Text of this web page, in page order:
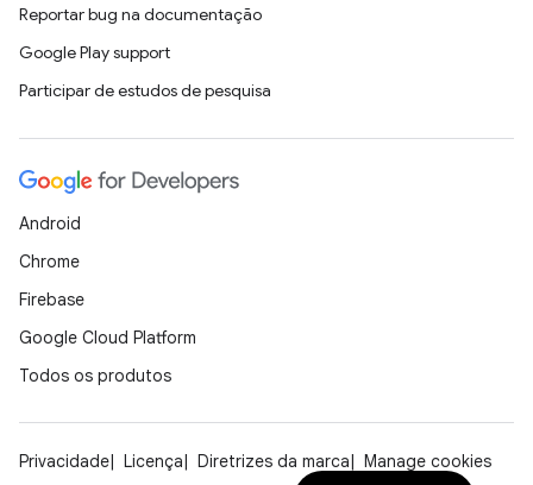
Reportar bug na documentação
Google Play support
Participar de estudos de pesquisa
Android
Chrome
Firebase
Google Cloud Platform
Todos os produtos
Privacidade Licença Diretrizes da marca Manage cookies